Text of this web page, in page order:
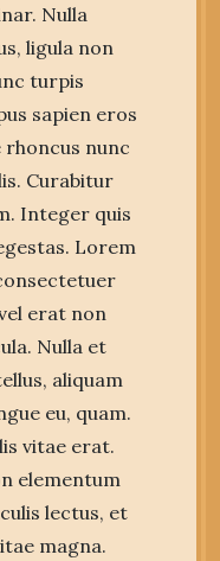
Nulla
ligula non
turpis
sapien eros
rhoncus nunc
Curabitur
Integer quis
Lorem
erat non
Nulla et
aliquam
eu, quam.
vitae erat.
elementum
lectus, et
magna.